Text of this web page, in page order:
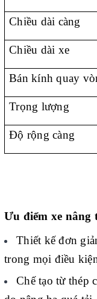
Chiều dài càng
Chiều dài xe
Bán kính quay
Trọng lượng
Độ rộng càng
Ưu điểm xe
Thiết kế đơn
trong mọi điều
Chế tạo từ thép